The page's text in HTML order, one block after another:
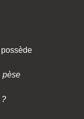
pèse
?